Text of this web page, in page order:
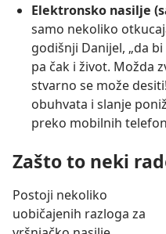
Elektronsko nasilje
samo nekoliko
godišnji Danijel, „da
pa čak i život. Možda
stvarno se može
obuhvata i slanje
preko mobilnih
Zašto to neki
Postoji nekoliko
uobičajenih razloga za